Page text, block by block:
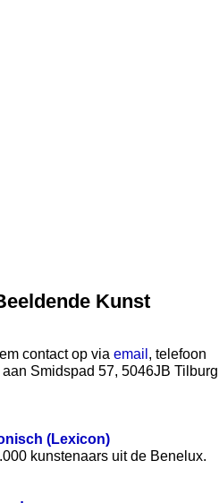
Kunst
contact op via email , telefoon
Smidspad 57, 5046JB Tilburg
(Lexicon)
kunstenaars uit de Benelux.